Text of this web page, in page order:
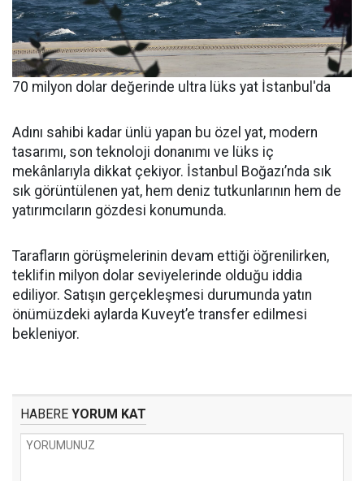
70 milyon dolar değerinde ultra lüks yat İstanbul'da
Adını sahibi kadar ünlü yapan bu özel yat, modern
tasarımı, son teknoloji donanımı ve lüks iç
mekânlarıyla dikkat çekiyor. İstanbul Boğazı’nda sık
sık görüntülenen yat, hem deniz tutkunlarının hem de
yatırımcıların gözdesi konumunda.
Tarafların görüşmelerinin devam ettiği öğrenilirken,
teklifin milyon dolar seviyelerinde olduğu iddia
ediliyor. Satışın gerçekleşmesi durumunda yatın
önümüzdeki aylarda Kuveyt’e transfer edilmesi
bekleniyor.
HABERE YORUM KAT